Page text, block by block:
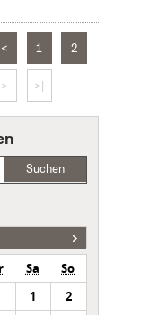
< 1 2
> >|
Suchen
Sa
So
1
2